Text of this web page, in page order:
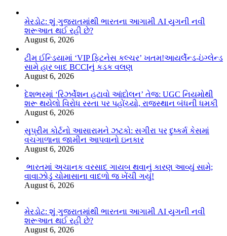
મેરડોટ: શું ગુજરાતમાંથી ભારતના આગામી AI યુગની નવી
શરૂઆત થઈ રહી છે?
August 6, 2026
ટીમ ઈન્ડિયામાં ‘VIP ફિટનેસ કલ્ચર’ ખતમ!આયર્લેન્ડ-ઇંગ્લેન્ડ
સામે હાર બાદ BCCIનું કડક વલણ
August 6, 2026
દેશભરમાં ‘રિઝર્વેશન હટાવો આંદોલન’ તેજ: UGC નિયમોથી
શરૂ થયેલો વિરોધ રસ્તા પર પહોંચ્યો, રાજસ્થાન બંધની ધમકી
August 6, 2026
સુપ્રીમ કોર્ટનો આસારામને ઝટકો: સગીરા પર દુષ્કર્મ કેસમાં
વચગાળાના જામીન આપવાનો ઇનકાર
August 6, 2026
ભારતમાં અચાનક વરસાદ ગાયબ થવાનું કારણ આવ્યું સામે;
વાવાઝોડું ચોમાસાના વાદળો જ ખેંચી ગયું!
August 6, 2026
મેરડોટ: શું ગુજરાતમાંથી ભારતના આગામી AI યુગની નવી
શરૂઆત થઈ રહી છે?
August 6, 2026